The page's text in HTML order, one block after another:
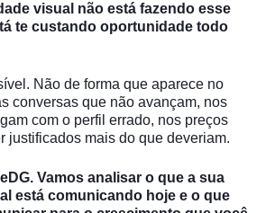
visual não está fazendo esse
te custando oportunidade todo
Não de forma que aparece no
conversas que não avançam, nos
com o perfil errado, nos preços
justificados mais do que deveriam.
Vamos analisar o que a sua
está comunicando hoje e o que